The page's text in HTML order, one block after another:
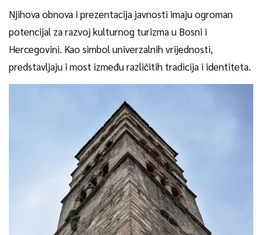
Njihova obnova i prezentacija javnosti imaju ogroman
potencijal za razvoj kulturnog turizma u Bosni i
Hercegovini. Kao simbol univerzalnih vrijednosti,
predstavljaju i most između različitih tradicija i identiteta.